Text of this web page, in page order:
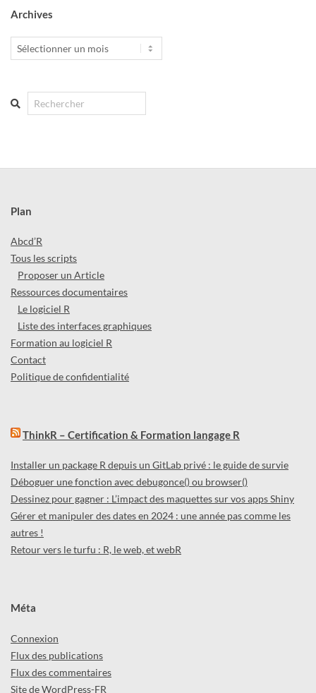
Archives
Archives
Search
Plan
Abcd’R
Tous les scripts
Proposer un Article
Ressources documentaires
Le logiciel R
Liste des interfaces graphiques
Formation au logiciel R
Contact
Politique de confidentialité
ThinkR – Certification & Formation langage R
Installer un package R depuis un GitLab privé : le guide de survie
Déboguer une fonction avec debugonce() ou browser()
Dessinez pour gagner : L’impact des maquettes sur vos apps Shiny
Gérer et manipuler des dates en 2024 : une année pas comme les
autres !
Retour vers le turfu : R, le web, et webR
Méta
Connexion
Flux des publications
Flux des commentaires
Site de WordPress-FR